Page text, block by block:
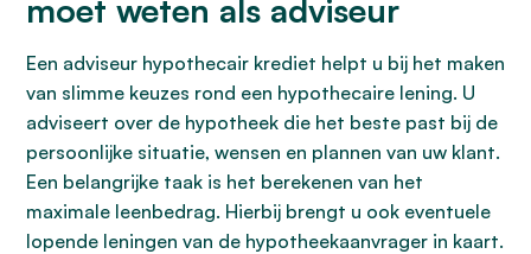
moet weten als adviseur
Een adviseur hypothecair krediet helpt u bij het maken
van slimme keuzes rond een hypothecaire lening. U
adviseert over de hypotheek die het beste past bij de
persoonlijke situatie, wensen en plannen van uw klant.
Een belangrijke taak is het berekenen van het
maximale leenbedrag. Hierbij brengt u ook eventuele
lopende leningen van de hypotheekaanvrager in kaart.